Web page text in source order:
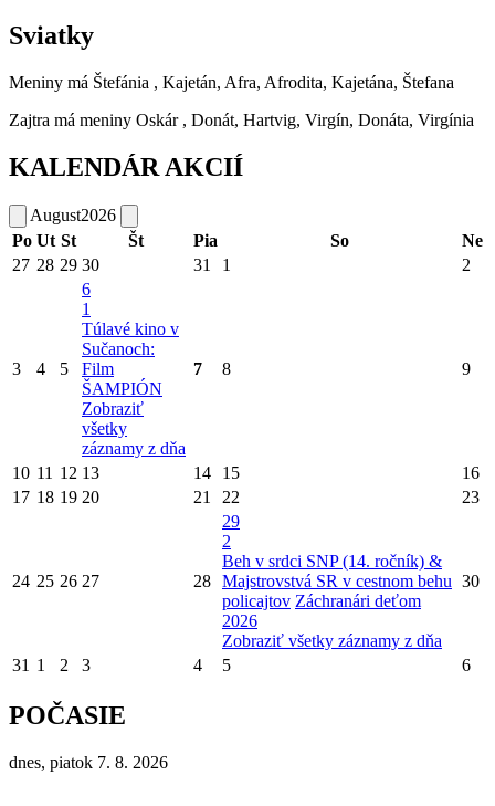
Sviatky
Meniny má Štefánia , Kajetán, Afra, Afrodita, Kajetána, Štefana
Zajtra má meniny Oskár , Donát, Hartvig, Virgín, Donáta, Virgínia
KALENDÁR AKCIÍ
August2026
Po Ut St Št Pia So
Ne
27 28 29 30 31 1 2
3 4 5
6
1
Túlavé kino v
Sučanoch:
Film
ŠAMPIÓN
Zobraziť
všetky
záznamy z dňa
7 8 9
10 11 12 13 14 15
16
17 18 19 20 21 22 23
24 25 26 27 28
29
2
Beh v srdci SNP (14. ročník) &
Majstrovstvá SR v cestnom behu
policajtov Záchranári deťom
2026
Zobraziť všetky záznamy z dňa
30
31 1 2 3 4 5 6
POČASIE
dnes, piatok 7. 8. 2026